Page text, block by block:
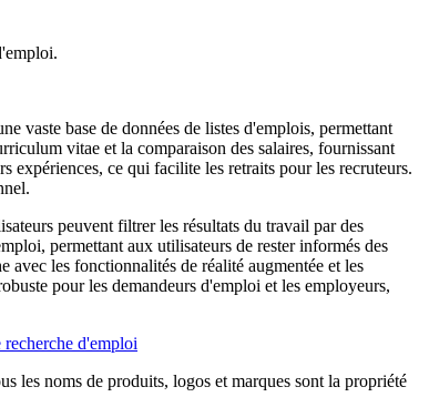
vaste base de données de listes d'emplois, permettant
vitae et la comparaison des salaires, fournissant
expériences, ce qui facilite les retraits pour les recruteurs.
peuvent filtrer les résultats du travail par des
permettant aux utilisateurs de rester informés des
les fonctionnalités de réalité augmentée et les
pour les demandeurs d'emploi et les employeurs,
recherche d'emploi
les noms de produits, logos et marques sont la propriété